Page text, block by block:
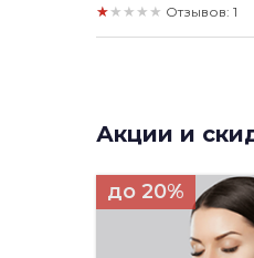
★★★★★ Отзывов: 1
Акции и
до 20%